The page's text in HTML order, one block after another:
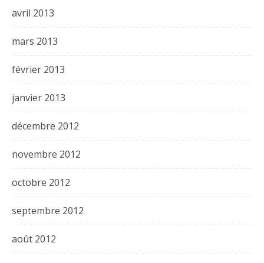
avril 2013
mars 2013
février 2013
janvier 2013
décembre 2012
novembre 2012
octobre 2012
septembre 2012
août 2012